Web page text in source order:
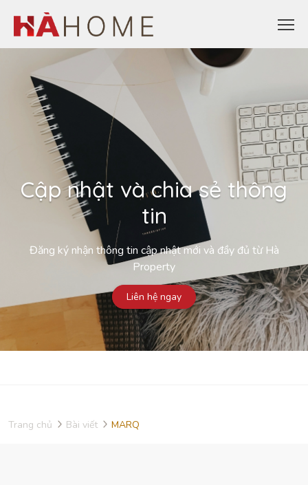
Cập nhật và chia sẻ thông
tin
Đăng ký nhận thông tin cập nhật mới và đầy đủ từ Hà
Property
Liên hệ ngay
Trang chủ Bài viết MARQ